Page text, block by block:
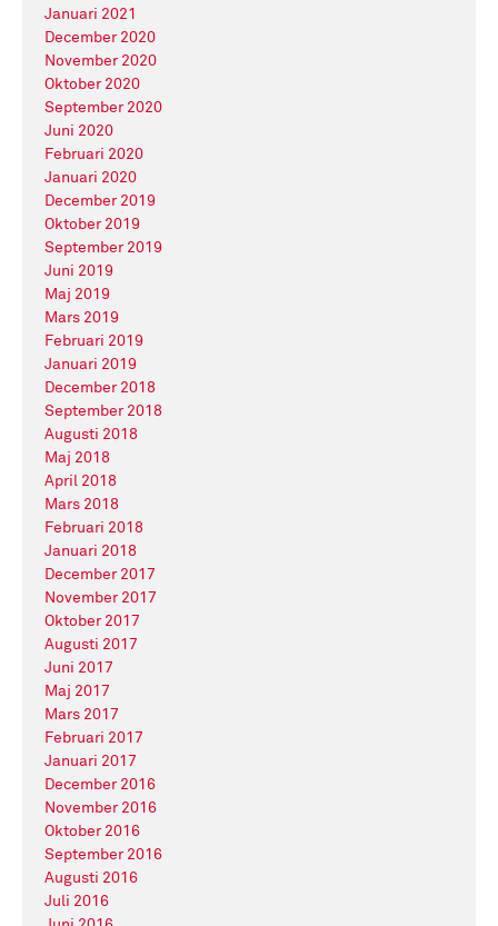
Januari 2021
December 2020
November 2020
Oktober 2020
September 2020
Juni 2020
Februari 2020
Januari 2020
December 2019
Oktober 2019
September 2019
Juni 2019
Maj 2019
Mars 2019
Februari 2019
Januari 2019
December 2018
September 2018
Augusti 2018
Maj 2018
April 2018
Mars 2018
Februari 2018
Januari 2018
December 2017
November 2017
Oktober 2017
Augusti 2017
Juni 2017
Maj 2017
Mars 2017
Februari 2017
Januari 2017
December 2016
November 2016
Oktober 2016
September 2016
Augusti 2016
Juli 2016